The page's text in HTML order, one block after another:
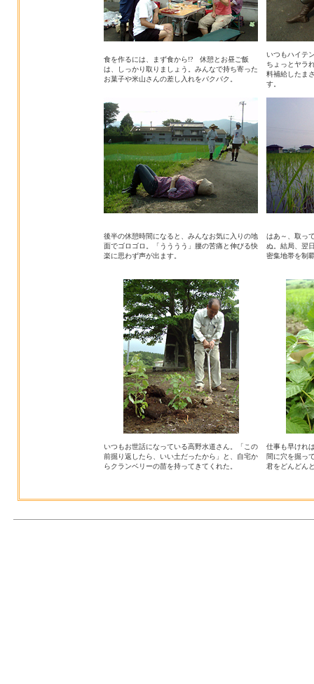
食を作るには、まず食から!? 休憩とお昼ご飯
は、しっかり取りましょう。みんなで持ち寄った
お菓子や米山さんの差し入れをバクバク。
いつもハイテ
ちょっとヤラ
料補給したま
す。
後半の休憩時間になると、みんなお気に入りの地
面でゴロゴロ。「うううう」腰の苦痛と伸びる快
楽に思わず声が出ます。
はあ～、取っ
ぬ。結局、翌
密集地帯を制
いつもお世話になっている高野水道さん。「この
前掘り返したら、いい土だったから」と、自宅か
らクランベリーの苗を持ってきてくれた。
仕事も早けれ
間に穴を掘っ
君をどんどん